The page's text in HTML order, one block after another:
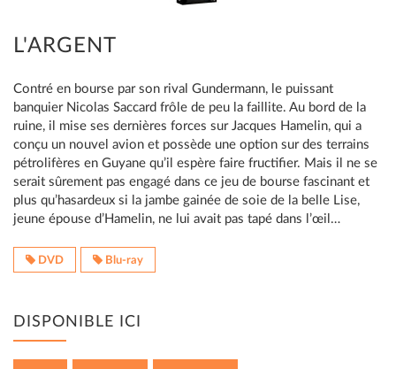
L'ARGENT
Contré en bourse par son rival Gundermann, le puissant
banquier Nicolas Saccard frôle de peu la faillite. Au bord de la
ruine, il mise ses dernières forces sur Jacques Hamelin, qui a
conçu un nouvel avion et possède une option sur des terrains
pétrolifères en Guyane qu’il espère faire fructifier. Mais il ne se
serait sûrement pas engagé dans ce jeu de bourse fascinant et
plus qu’hasardeux si la jambe gainée de soie de la belle Lise,
jeune épouse d’Hamelin, ne lui avait pas tapé dans l’œil…
DVD Blu-ray
DISPONIBLE ICI